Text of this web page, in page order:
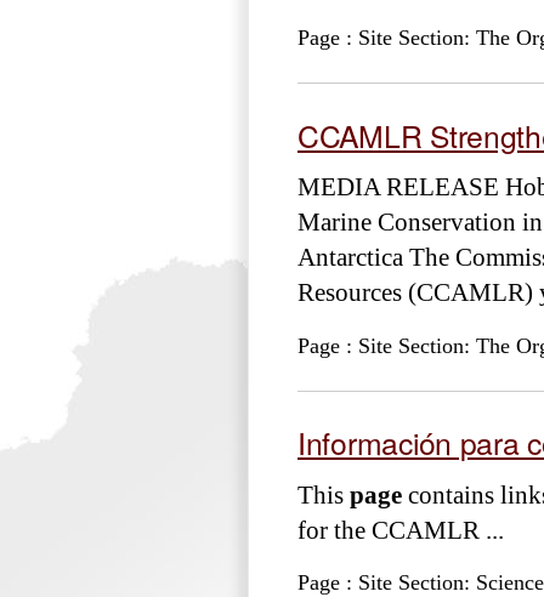
Page : Site Section: The
CCAMLR
MEDIA RELEASE
Marine Conservation
Antarctica The
Resources (CCAMLR)
Page : Site Section: The
Información para
This page contains
for the CCAMLR ...
Page : Site Section: Science